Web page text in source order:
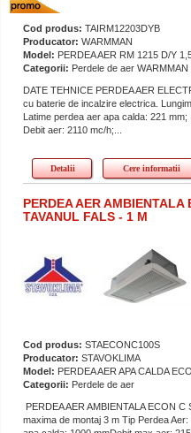
Cod produs: TAIRM12203DYB
Producator: WARMMAN
Model: PERDEA AER RM 1215 D/Y
Categorii: Perdele de aer WARMMAN
DATE TEHNICE PERDEA AER
cu baterie de incalzire electrica.
Latime perdea aer apa calda: 221
Debit aer: 2110 mc/h;...
Detalii Cere informatii
PERDEA AER
TAVANUL FALS - 1 M
Cod produs: STAECONC100S
Producator: STAVOKLIMA
Model: PERDEA AER APA CALDA
Categorii: Perdele de aer
PERDEA AER AMBIENTALA ECON
maxima de montaj 3 m Tip Perdea